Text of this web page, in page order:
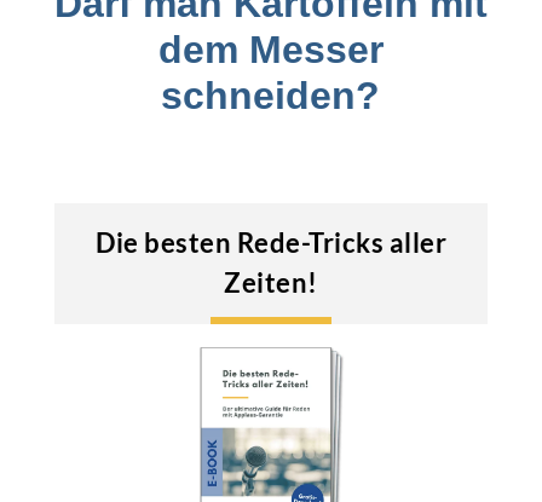
dem Messer
schneiden?